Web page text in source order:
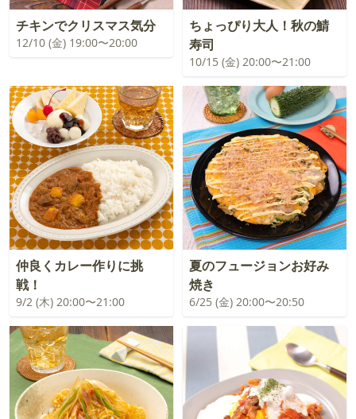
チキンでクリスマス気分
12/10 (金) 19:00〜20:00
ちょっぴり大人！秋の鯖
寿司
10/15 (金) 20:00〜21:00
仲良くカレー作りに挑
戦！
9/2 (木) 20:00〜21:00
夏のフュージョンお好み
焼き
6/25 (金) 20:00〜20:50